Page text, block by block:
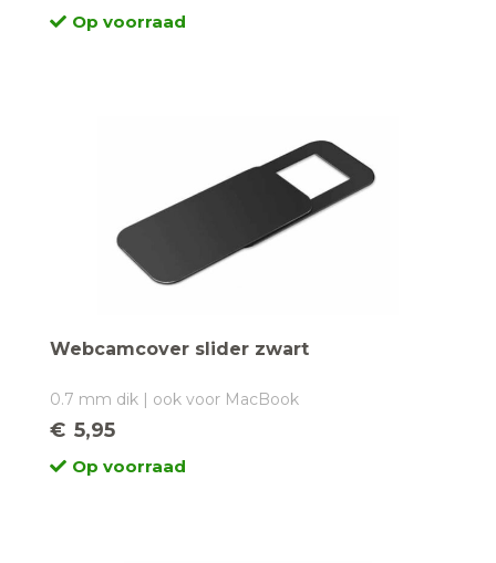
Op voorraad
Webcamcover slider zwart
0.7 mm dik | ook voor MacBook
€ 5,95
Op voorraad